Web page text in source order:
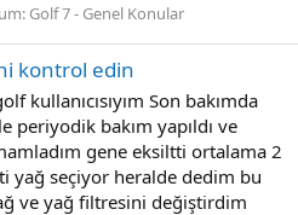
Golf 7 - Genel Konular
kontrol edin
kullanıcısıyım Son bakımda
periyodik bakım yapıldı ve
gene eksiltti ortalama 2
yağ seçiyor heralde dedim bu
ve yağ filtresini değiştirdim